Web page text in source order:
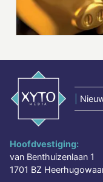
Hoofdvestiging:
van Benthuizenlaan 1
1701 BZ